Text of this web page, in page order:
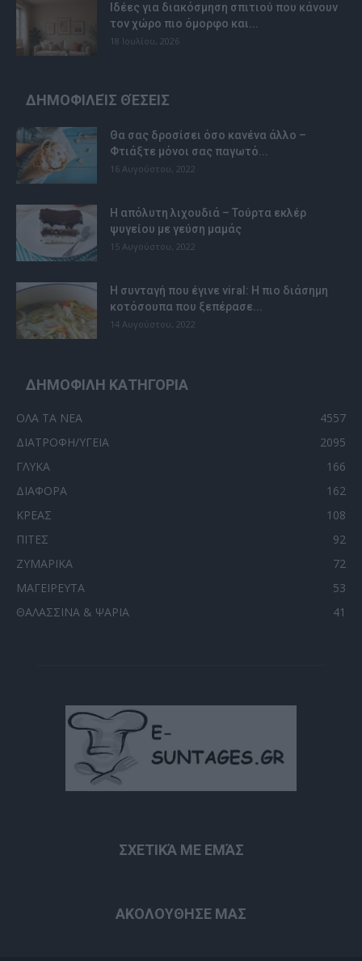
Ιδέες για διακόσμηση σπιτιού που κάνουν
τον χώρο πιο όμορφο και...
18 Ιουλίου, 2026
ΔΗΜΟΦΙΛΕΊΣ ΘΈΣΕΙΣ
Θα σας δροσίσει όσο κανένα άλλο –
Φτιάξτε μόνοι σας παγωτό...
16 Αυγούστου, 2022
Η απόλυτη λιχουδιά – Τούρτα εκλέρ
ψυγείου με γεύση μαμάς
15 Αυγούστου, 2022
Η συνταγή που έγινε viral: H πιο διάσημη
κοτόσουπα που ξεπέρασε...
14 Αυγούστου, 2022
ΔΗΜΟΦΙΛΗ ΚΑΤΗΓΟΡΙΑ
ΟΛΑ ΤΑ ΝΕΑ
4557
ΔΙΑΤΡΟΦΗ/ΥΓΕΙΑ
2095
ΓΛΥΚΑ
166
ΔΙΑΦΟΡΑ
162
ΚΡΕΑΣ
108
ΠΙΤΕΣ
92
ΖΥΜΑΡΙΚΑ
72
ΜΑΓΕΙΡΕΥΤΑ
53
ΘΑΛΑΣΣΙΝΑ & ΨΑΡΙΑ
41
ΣΧΕΤΙΚΆ ΜΕ ΕΜΆΣ
ΑΚΟΛΟΥΘΗΣΕ ΜΑΣ